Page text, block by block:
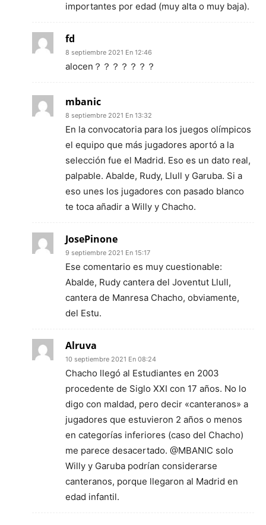
importantes por edad (muy alta o muy baja).
fd
8 septiembre 2021 En 12:46
alocen？？？？？？？
mbanic
8 septiembre 2021 En 13:32
En la convocatoria para los juegos olímpicos
el equipo que más jugadores aportó a la
selección fue el Madrid. Eso es un dato real,
palpable. Abalde, Rudy, Llull y Garuba. Si a
eso unes los jugadores con pasado blanco
te toca añadir a Willy y Chacho.
JosePinone
9 septiembre 2021 En 15:17
Ese comentario es muy cuestionable:
Abalde, Rudy cantera del Joventut Llull,
cantera de Manresa Chacho, obviamente,
del Estu.
Alruva
10 septiembre 2021 En 08:24
Chacho llegó al Estudiantes en 2003
procedente de Siglo XXI con 17 años. No lo
digo con maldad, pero decir «canteranos» a
jugadores que estuvieron 2 años o menos
en categorías inferiores (caso del Chacho)
me parece desacertado. @MBANIC solo
Willy y Garuba podrían considerarse
canteranos, porque llegaron al Madrid en
edad infantil.